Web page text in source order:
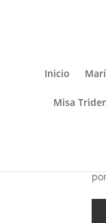
Inicio
Misa